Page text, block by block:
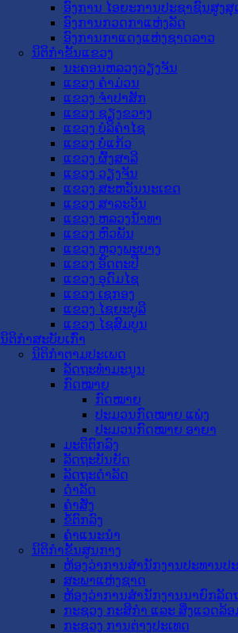
ອົງການ ໄອຍະການປະຊາຊົນສູງສຸ
ອົງການກວດກາແຫ່ງລັດ
ອົງການກາແດງແຫ່ງຊາດລາວ
ນິຕິກໍາຂັ້ນແຂວງ
ນະ​ຄອນ​ຫລວງວຽງຈັນ
ແຂວງ ຄໍາມ່ວນ
ແຂວງ ຈໍາປາສັກ
ແຂວງ ຊຽງຂວາງ
ແຂວງ ບໍລິຄໍາໄຊ
ແຂວງ ບໍ່ແກ້ວ
ແຂວງ ຜົ້ງສາລີ
ແຂວງ ວຽງຈັນ
ແຂວງ ສະຫວັນນະເຂດ
ແຂວງ ສາລະວັນ
ແຂວງ ຫລວງນໍ້າທາ
ແຂວງ ຫົວພັນ
ແຂວງ ຫຼວງພະບາງ
ແຂວງ ອັດຕະປື
ແຂວງ ອຸດົມໄຊ
ແຂວງ ເຊກອງ
ແຂວງ ໄຊຍະບູລີ
ແຂວງ ໄຊສົມບູນ
ນິຕິກໍາສະບັບເກົ່າ
ນິຕິກຳຕາມປະເພດ
ລັດຖະທໍາມະນູນ
ກົດໝາຍ
ກົດໝາຍ
ປະມວນກົດໝາຍ ແພ່ງ
ປະມວນກົດໝາຍ ອາຍາ
ມະຕິຕົກລົງ
ລັດຖະບັນຍັດ
ລັດຖະດໍາລັດ
ດໍາລັດ
ຄໍາສັ່ງ
ຂໍ້ຕົກລົງ
ຄໍາແນະນໍາ
ນິຕິກໍາຂັ້ນສູນກາງ
ຫ້ອງວ່າການສໍານັກງານປະທານປ
ສະພາແຫ່ງຊາດ
ຫ້ອງວ່າການສຳນັກງານນາຍົກລັດ
ກະຊວງ ກະສິກຳ ແລະ ສິ່ງແວດລ້ອ
ກະຊວງ ການຕ່າງປະເທດ